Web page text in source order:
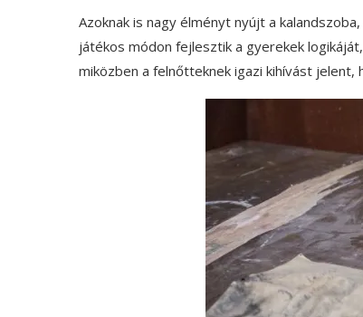
Azoknak is nagy élményt nyújt a
játékos módon fejlesztik a gyerekek
miközben a felnőtteknek igazi kihívást jelent,